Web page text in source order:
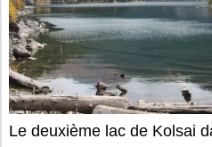
Le deuxième lac de Kolsai